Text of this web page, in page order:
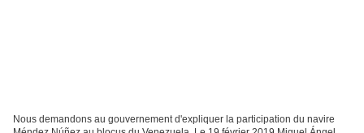
Nous demandons au gouvernement d'expliquer la participation du navire